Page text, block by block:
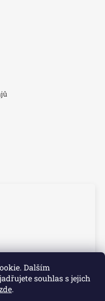
Dalším
souhlas s jejich
.